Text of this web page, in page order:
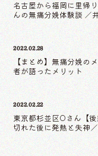
名古屋から福岡に里帰
んの無痛分娩体験談 ／
2022.02.28
【まとめ】無痛分娩の
者が語ったメリット
2022.02.22
東京都杉並区Oさん【
切れた後に発熱と失神